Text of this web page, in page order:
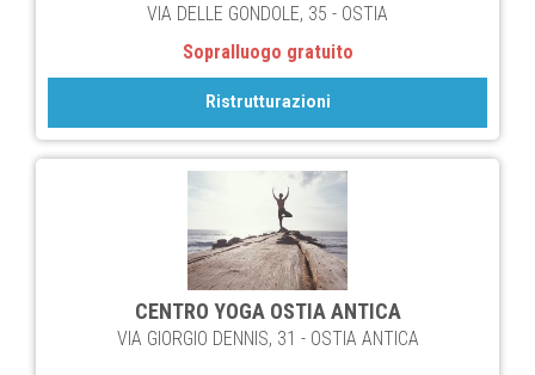
VIA DELLE GONDOLE, 35 - OSTIA
Sopralluogo gratuito
Ristrutturazioni
CENTRO YOGA OSTIA ANTICA
VIA GIORGIO DENNIS, 31 - OSTIA ANTICA